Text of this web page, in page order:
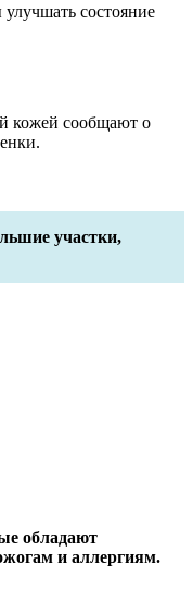
состояние
кожей сообщают о
участки,
обладают
и аллергиям.